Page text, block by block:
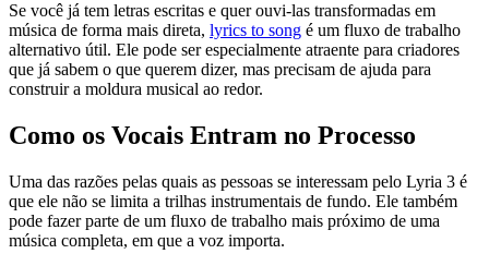
Se você já tem letras escritas e quer ouvi-las transformadas em
música de forma mais direta, lyrics to song é um fluxo de trabalho
alternativo útil. Ele pode ser especialmente atraente para criadores
que já sabem o que querem dizer, mas precisam de ajuda para
construir a moldura musical ao redor.
Como os Vocais Entram no Processo
Uma das razões pelas quais as pessoas se interessam pelo Lyria 3 é
que ele não se limita a trilhas instrumentais de fundo. Ele também
pode fazer parte de um fluxo de trabalho mais próximo de uma
música completa, em que a voz importa.